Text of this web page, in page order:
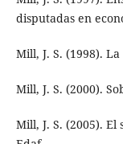
disputadas en
Mill, J. S. (1998).
Mill, J. S. (2000).
Mill, J. S. (2005).